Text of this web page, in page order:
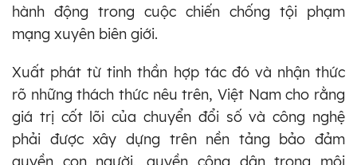
hành động trong cuộc chiến chống tội phạm
mạng xuyên biên giới.
Xuất phát từ tinh thần hợp tác đó và nhận thức
rõ những thách thức nêu trên, Việt Nam cho rằng
giá trị cốt lõi của chuyển đổi số và công nghệ
phải được xây dựng trên nền tảng bảo đảm